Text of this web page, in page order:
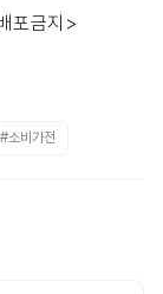
포금지>
#소비가전